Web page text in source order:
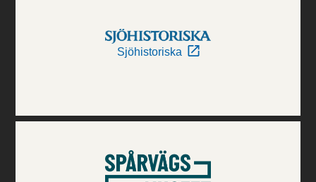
Sjöhistoriska